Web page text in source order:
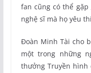
fan cũng có thể
nghệ sĩ mà họ yêu
Đoàn Minh Tài cho
một trong những
thưởng Truyền hình